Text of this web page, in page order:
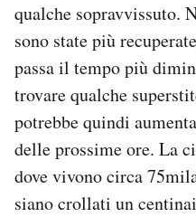
qualche sopravvissuto.
sono state più
passa il tempo più
trovare qualche
potrebbe quindi
delle prossime ore. La
dove vivono circa
siano crollati un